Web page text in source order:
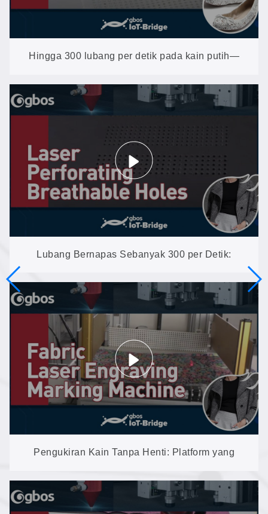
Hingga 300 lubang per detik pada kain putih—
tanpa perubahan warna menjadi kuning, tanpa
Lubang Bernapas Sebanyak 300 per Detik:
Pembuatan Lubang pada Pakaian Olahraga,
Pakaian Yoga, dan Sepatu Lari
Pengukiran Kain Tanpa Henti: Platform yang
Bergerak dari Kiri ke Kanan Menjaga Laser Tetap